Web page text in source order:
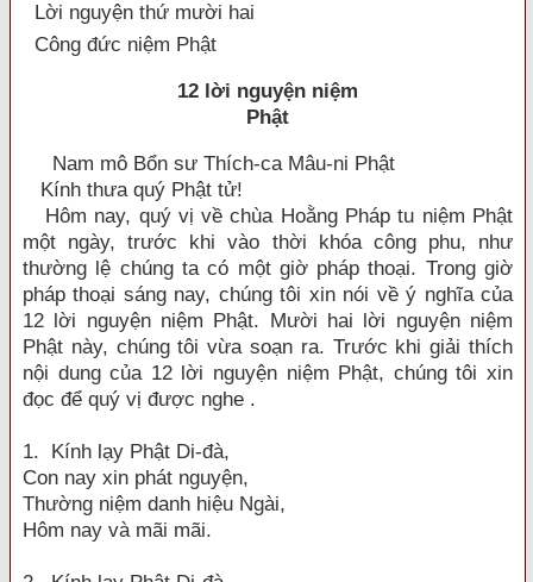
Lời nguyện thứ mười hai
Công đức niệm Phật
12 lời nguyện niệm
Phật
Nam mô Bổn sư Thích-ca Mâu-ni Phật
Kính thưa quý Phật tử!
Hôm nay, quý vị về chùa Hoằng Pháp tu niệm Phật
một ngày, trước khi vào thời khóa công phu, như
thường lệ chúng ta có một giờ pháp thoại. Trong giờ
pháp thoại sáng nay, chúng tôi xin nói về ý nghĩa của
12 lời nguyện niệm Phật. Mười hai lời nguyện niệm
Phật này, chúng tôi vừa soạn ra. Trước khi giải thích
nội dung của 12 lời nguyện niệm Phật, chúng tôi xin
đọc để quý vị được nghe .
1. Kính lạy Phật Di-đà,
Con nay xin phát nguyện,
Thường niệm danh hiệu Ngài,
Hôm nay và mãi mãi.